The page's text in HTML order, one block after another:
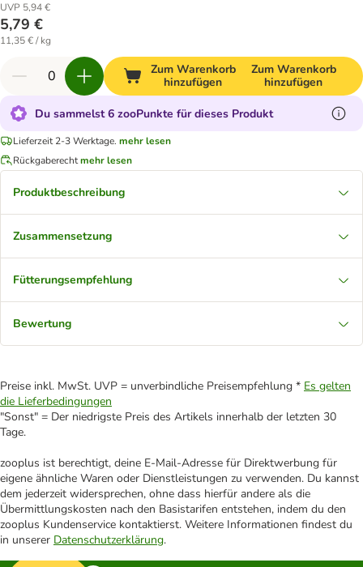
UVP 5,94 €
5,79 €
11,35 € / kg
Zum Warenkorb
hinzufügen
Zum Warenkorb
hinzufügen
Du sammelst 6 zooPunkte für dieses Produkt
Lieferzeit 2-3 Werktage. mehr lesen
Rückgaberechtmehr lesen
Produktbeschreibung
Zusammensetzung
Fütterungsempfehlung
Bewertung
Preise inkl. MwSt. UVP = unverbindliche Preisempfehlung * Es gelten
die Lieferbedingungen
"Sonst" = Der niedrigste Preis des Artikels innerhalb der letzten 30
Tage.
zooplus ist berechtigt, deine E-Mail-Adresse für Direktwerbung für
eigene ähnliche Waren oder Dienstleistungen zu verwenden. Du kannst
dem jederzeit widersprechen, ohne dass hierfür andere als die
Übermittlungskosten nach den Basistarifen entstehen, indem du den
zooplus Kundenservice kontaktierst. Weitere Informationen findest du
in unserer Datenschutzerklärung.